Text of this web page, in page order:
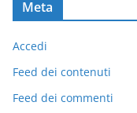
Meta
Accedi
Feed dei contenuti
Feed dei commenti